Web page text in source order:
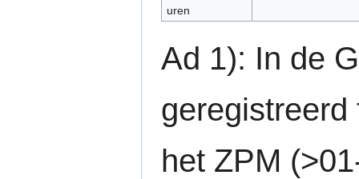
uren
Ad 1): In de
het ZPM